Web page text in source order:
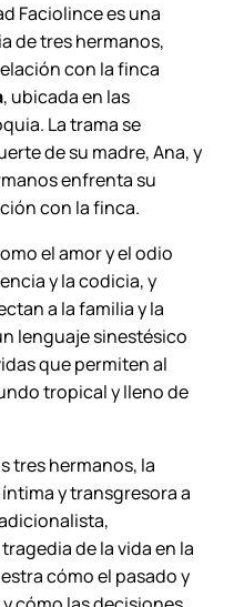
Faciolince es una
de tres hermanos,
con la finca
, ubicada en las
La trama se
de su madre, Ana, y
enfrenta su
con la finca.
el amor y el odio
y la codicia, y
a la familia y la
lenguaje sinestésico
que permiten al
tropical y lleno de
tres hermanos, la
y transgresora a
de la vida en la
cómo el pasado y